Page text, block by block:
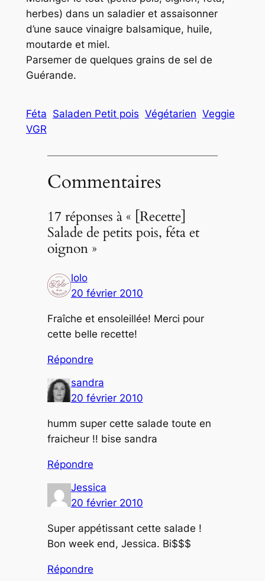
herbes) dans un saladier et assaisonner
d’une sauce vinaigre balsamique, huile,
moutarde et miel.
Parsemer de quelques grains de sel de
Guérande.
Féta Saladen Petit pois Végétarien Veggie
VGR
Commentaires
17 réponses à « [Recette]
Salade de petits pois, féta et
oignon »
lolo
20 février 2010
Fraîche et ensoleillée! Merci pour
cette belle recette!
Répondre
sandra
20 février 2010
humm super cette salade toute en
fraicheur !! bise sandra
Répondre
Jessica
20 février 2010
Super appétissant cette salade !
Bon week end, Jessica. Bi$$$
Répondre